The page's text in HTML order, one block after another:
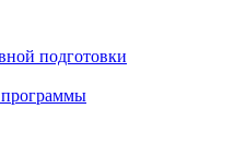
подготовки